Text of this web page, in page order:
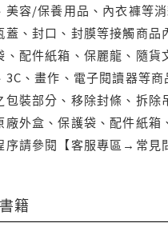
美容/保養用品、內衣褲等
蓋、封口、封膜等接觸商
、配件紙箱、保麗龍、隨貨
3C、畫作、電子閱讀器等
包裝部分、移除封條、拆
廠外盒、保護袋、配件紙箱
序請參閱【客服專區→常見
籍